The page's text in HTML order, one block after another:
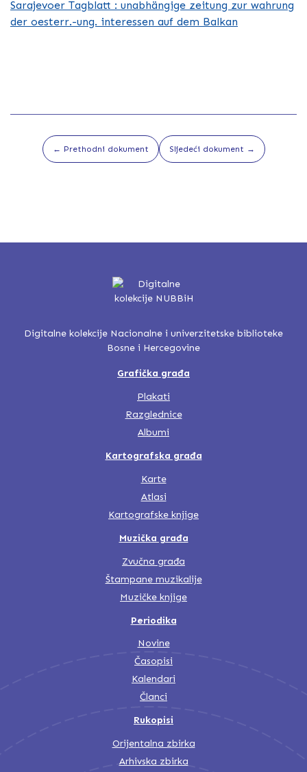
Sarajevoer Tagblatt : unabhängige zeitung zur wahrung
der oesterr.-ung. interessen auf dem Balkan
← Prethodni dokument Sljedeći dokument →
Digitalne kolekcije Nacionalne i univerzitetske biblioteke
Bosne i Hercegovine
Grafička građa
Plakati
Razglednice
Albumi
Kartografska građa
Karte
Atlasi
Kartografske knjige
Muzička građa
Zvučna građa
Štampane muzikalije
Muzičke knjige
Periodika
Novine
Časopisi
Kalendari
Članci
Rukopisi
Orijentalna zbirka
Arhivska zbirka